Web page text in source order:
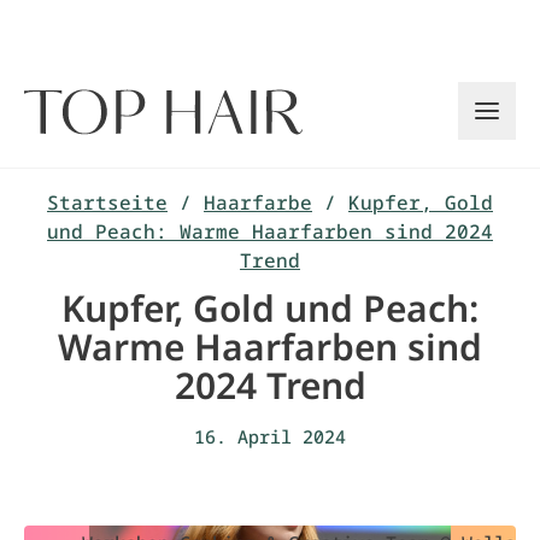
Startseite / Haarfarbe / Kupfer, Gold
und Peach: Warme Haarfarben sind 2024
Trend
Kupfer, Gold und Peach:
Warme Haarfarben sind
2024 Trend
16. April 2024